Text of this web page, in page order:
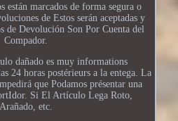
están marcados de forma segura o
de Estos serán aceptadas y
de Devolución Son Por Cuenta del
Compador.
dañado es muy informations
24 horas postérieurs a la entega. La
que Podamos présentar una
Si El Artículo Lega Roto,
Arañado, etc.